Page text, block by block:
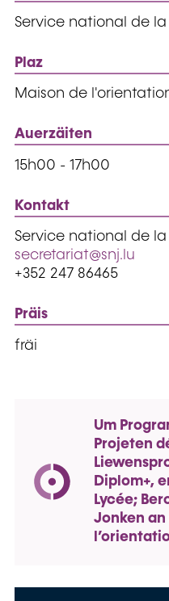
Service national de la
Plaz
Maison de
Auerzäiten
15h00 - 17h00
Kontakt
Service national de la
secretariat@snj.lu
+352 247 86465
Präis
fräi
Um
Projeten
Diplom+,
Lycée;
Jonken an